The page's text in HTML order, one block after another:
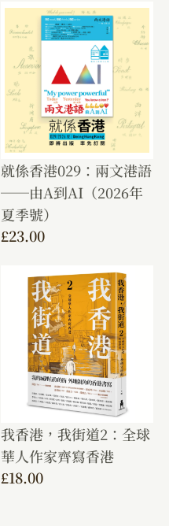
就係香港029：兩文港語
──由A到AI（2026年
夏季號）
£23.00
我香港，我街道2：全球
華人作家齊寫香港
£18.00